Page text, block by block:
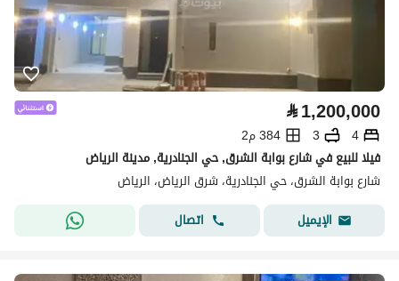
⃁1,200,000
4
3
384 م2
فيلا للبيع في شارع بوابة الشرق, حي الجنادرية, مدينة الرياض
شارع بوابة الشرق، حي الجنادرية، شرق الرياض، الرياض
الإيميل
اتصال